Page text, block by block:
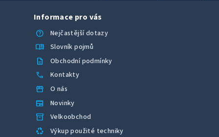
Informace pro vás
help
Nejčastější dotazy
menu_book Slovník pojmů
description Obchodní podmínky
call Kontakty
storefront O nás
newspaper Novinky
inventory_2 Velkoobchod
recycling Výkup použité techniky